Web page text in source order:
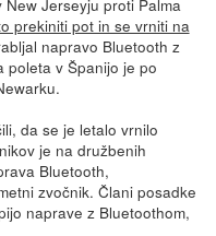
Jerseyju proti Palma
prekiniti pot in se vrniti na
napravo Bluetooth z
poleta v Španijo je po
da se je letalo vrnilo
je na družbenih
Bluetooth,
zvočnik. Člani posadke
naprave z Bluetoothom,